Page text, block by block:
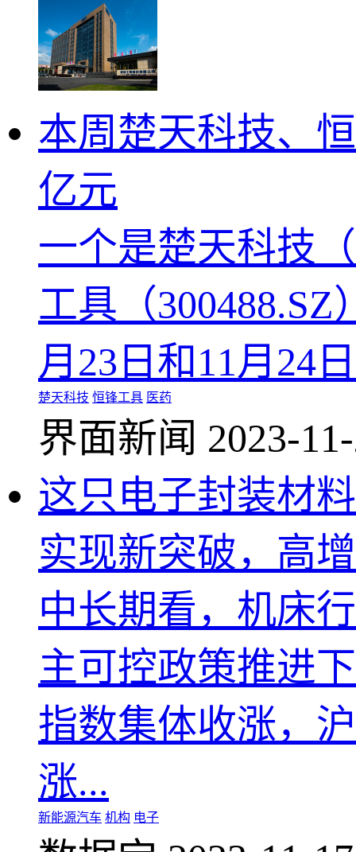
本周楚天科技、
亿元
一个是楚天科技
工具（
月23日和11月24
楚天科技 恒锋工具 医药
界面新闻 2023-
这只电子封装材
实现新突破，高
中长期看，机床
主可控政策推进
指数集体收涨，
涨...
新能源汽车 机构 电子